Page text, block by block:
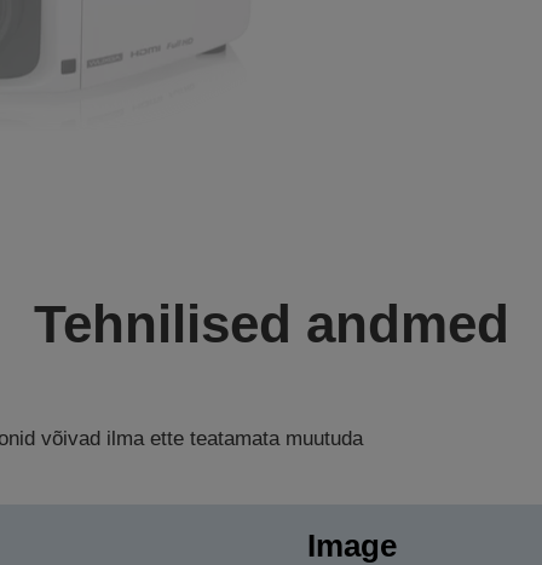
Tehnilised andmed
võivad ilma ette teatamata muutuda
Image